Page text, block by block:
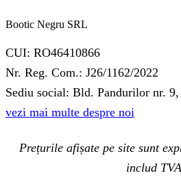
Bootic Negru SRL
CUI: RO46410866
Nr. Reg. Com.: J26/1162/2022
Sediu social: Bld. Pandurilor nr.
vezi mai multe despre noi
Prețurile afișate pe site sunt
includ TVA